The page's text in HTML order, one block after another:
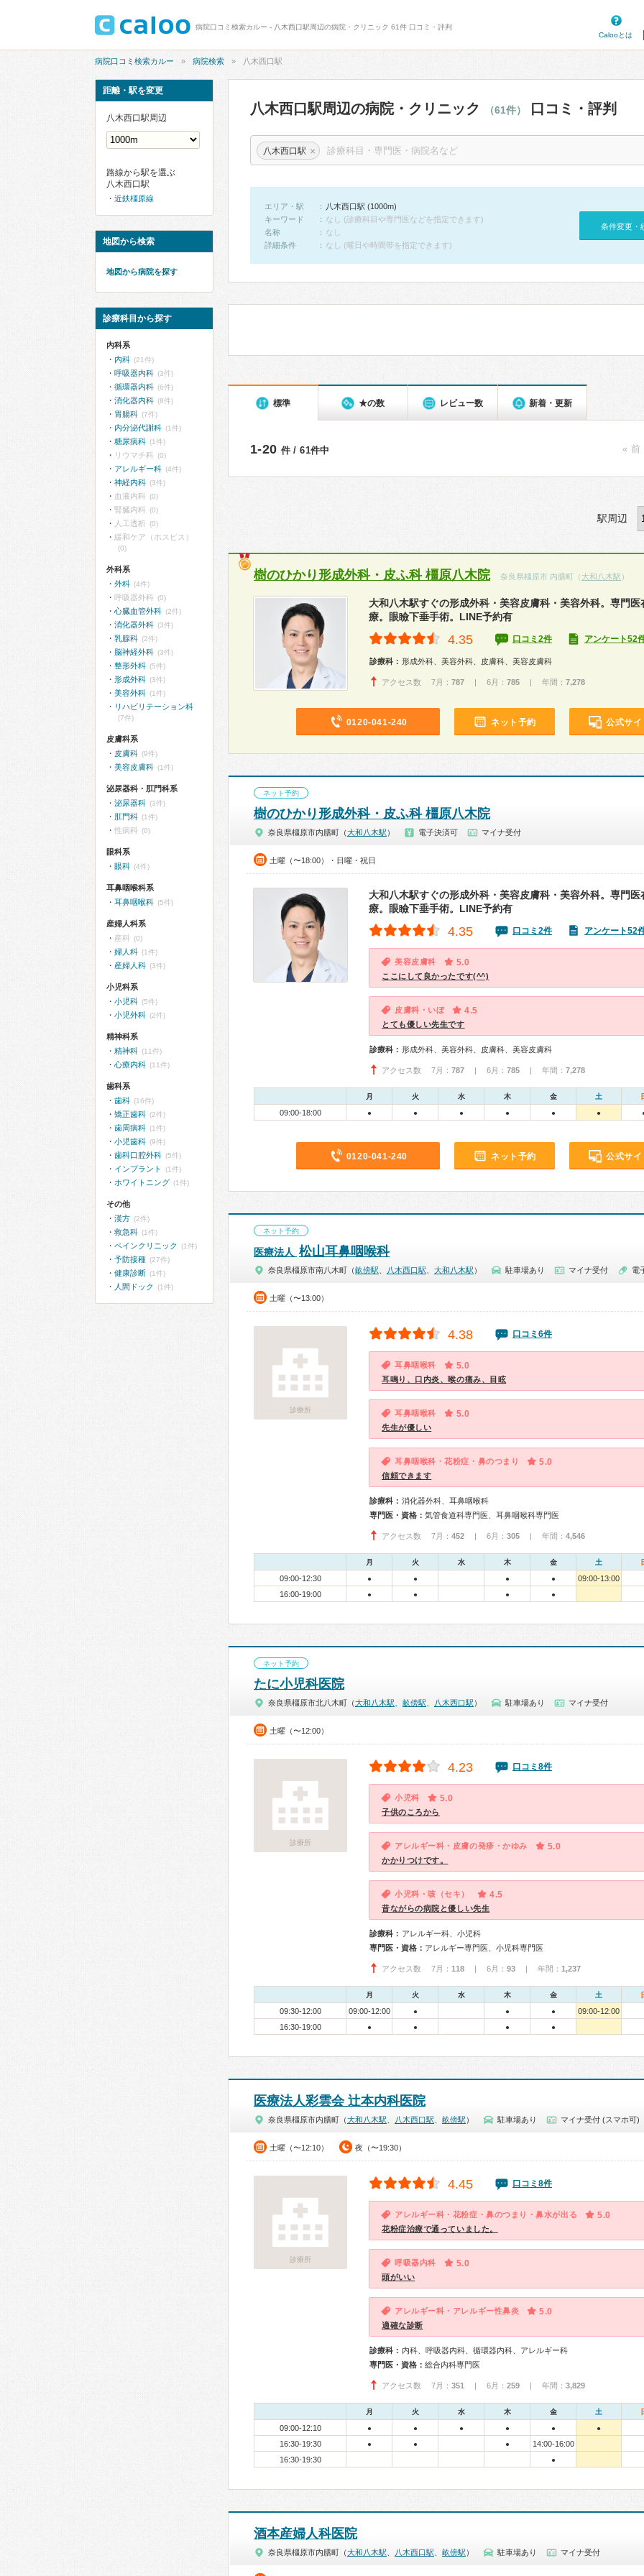
病院口コミ検索カルー - 八木西口駅周辺の病院・クリニック 61件 口コミ・評判
Calooとは
病院口コミ検索カルー 病院検索 八木西口駅
八木西口駅周辺の病院・クリニック （61件） 口コミ・評判
八木西口駅 ×
エリア・駅
八木西口駅 (1000m)
キーワード
なし (診療科目や専門医などを指定できます)
名称
なし
詳細条件
なし (曜日や時間帯を指定できます)
条件変更・
標準 ★の数 レビュー数 新着・更新
1-20 件 / 61件中 « 前
駅周辺
樹のひかり形成外科・皮ふ科 橿原八木院 奈良県橿原市 内膳町（ 大和八木駅 ）
大和八木駅すぐの形成外科・美容皮膚科・美容外科。専門医
療。眼瞼下垂手術。LINE予約有
4.35 口コミ2件 アンケート52
診療科： 形成外科、美容外科、皮膚科、美容皮膚科
アクセス数 7月： 787 | 6月： 785 | 年間： 7,278
0120-041-240 ネット予約 公式サイ
ネット予約
樹のひかり形成外科・皮ふ科 橿原八木院
奈良県橿原市内膳町（大和八木駅 ） 電子決済可 マイナ受付
土曜（〜18:00）・日曜・祝日
大和八木駅すぐの形成外科・美容皮膚科・美容外科。専門医
療。眼瞼下垂手術。LINE予約有
4.35 口コミ2件 アンケート52
美容皮膚科 5.0
ここにして良かったです(^^)
皮膚科・いぼ 4.5
とても優しい先生です
診療科： 形成外科、美容外科、皮膚科、美容皮膚科
アクセス数 7月： 787 | 6月： 785 | 年間： 7,278
月 火 水 木 金 土
09:00-18:00 ● ● ● ● ● ●
0120-041-240 ネット予約 公式サイ
ネット予約
医療法人 松山耳鼻咽喉科
奈良県橿原市南八木町（畝傍駅 八木西口駅 大和八木駅 ） 駐車場あり マイナ受付 電
土曜（〜13:00）
診療所
4.38 口コミ6件
耳鼻咽喉科 5.0
耳鳴り、口内炎、喉の痛み、目眩
耳鼻咽喉科 5.0
先生が優しい
耳鼻咽喉科・花粉症・鼻のつまり 5.0
信頼できます
診療科： 消化器外科、耳鼻咽喉科
専門医・資格： 気管食道科専門医、耳鼻咽喉科専門医
アクセス数 7月： 452 | 6月： 305 | 年間： 4,546
月 火 水 木 金 土
09:00-12:30 ● ● ● ●
09:00-13:00
16:00-19:00
● ● ● ●
ネット予約
たに小児科医院
奈良県橿原市北八木町（大和八木駅 畝傍駅 八木西口駅 ） 駐車場あり マイナ受付
土曜（〜12:00）
診療所
4.23 口コミ8件
小児科 5.0
子供のころから
アレルギー科・皮膚の発疹・かゆみ 5.0
かかりつけです。
小児科・咳（セキ） 4.5
昔ながらの病院と優しい先生
診療科： アレルギー科、小児科
専門医・資格： アレルギー専門医、小児科専門医
アクセス数 7月： 118 | 6月： 93 | 年間： 1,237
月 火 水 木 金 土
09:30-12:00 09:00-12:00 ● ● ●
09:00-12:00
16:30-19:00
● ● ● ●
医療法人彩雲会 辻本内科医院
奈良県橿原市内膳町（大和八木駅 八木西口駅 畝傍駅 ） 駐車場あり マイナ受付 (スマホ可)
土曜（〜12:10） 夜（〜19:30）
診療所
4.45 口コミ8件
アレルギー科・花粉症・鼻のつまり・鼻水が出る 5.0
花粉症治療で通っていました。
呼吸器内科 5.0
頭がいい
アレルギー科・アレルギー性鼻炎 5.0
適確な診断
診療科： 内科、呼吸器内科、循環器内科、アレルギー科
専門医・資格： 総合内科専門医
アクセス数 7月： 351 | 6月： 259 | 年間： 3,829
月 火 水 木 金 土
09:00-12:10 ● ● ● ● ● ●
16:30-19:30 ● ● ●
14:00-16:00
16:30-19:30
●
酒本産婦人科医院
奈良県橿原市内膳町（大和八木駅 八木西口駅 畝傍駅 ） 駐車場あり マイナ受付
距離・駅を変更
八木西口駅周辺
路線から駅を選ぶ
八木西口駅
近鉄橿原線
地図から検索
地図から病院を探す
診療科目から探す
内科系
内科 (21件)
呼吸器内科 (3件)
循環器内科 (6件)
消化器内科 (8件)
胃腸科 (7件)
内分泌代謝科 (1件)
糖尿病科 (1件)
リウマチ科 (0)
アレルギー科 (4件)
神経内科 (3件)
血液内科 (0)
腎臓内科 (0)
人工透析 (0)
緩和ケア（ホスピス）
(0)
外科系
外科 (4件)
呼吸器外科 (0)
心臓血管外科 (2件)
消化器外科 (3件)
乳腺科 (2件)
脳神経外科 (3件)
整形外科 (5件)
形成外科 (3件)
美容外科 (1件)
リハビリテーション科
(7件)
皮膚科系
皮膚科 (9件)
美容皮膚科 (1件)
泌尿器科・肛門科系
泌尿器科 (3件)
肛門科 (1件)
性病科 (0)
眼科系
眼科 (4件)
耳鼻咽喉科系
耳鼻咽喉科 (5件)
産婦人科系
産科 (0)
婦人科 (1件)
産婦人科 (3件)
小児科系
小児科 (5件)
小児外科 (2件)
精神科系
精神科 (11件)
心療内科 (11件)
歯科系
歯科 (16件)
矯正歯科 (2件)
歯周病科 (1件)
小児歯科 (9件)
歯科口腔外科 (5件)
インプラント (1件)
ホワイトニング (1件)
その他
漢方 (2件)
救急科 (1件)
ペインクリニック (1件)
予防接種 (27件)
健康診断 (1件)
人間ドック (1件)